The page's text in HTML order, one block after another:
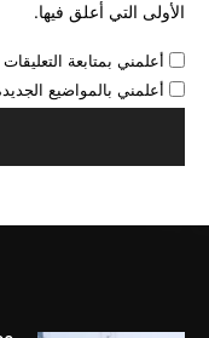
الأولى التي أعلق فيها.
أعلمني بمتابعة
أعلمني بالمواضيع